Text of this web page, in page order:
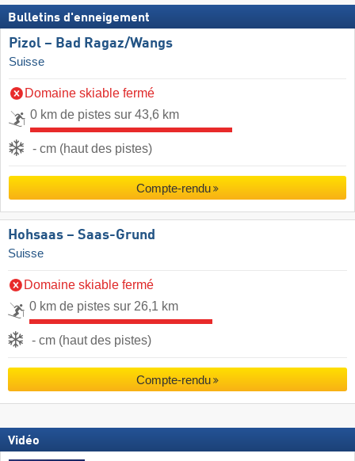
Bulletins d'enneigement
Pizol – Bad Ragaz/​Wangs
Suisse
Domaine skiable fermé
0 km de pistes sur 43,6 km
- cm (haut des pistes)
Compte-rendu
Hohsaas – Saas-Grund
Suisse
Domaine skiable fermé
0 km de pistes sur 26,1 km
- cm (haut des pistes)
Compte-rendu
Vidéo